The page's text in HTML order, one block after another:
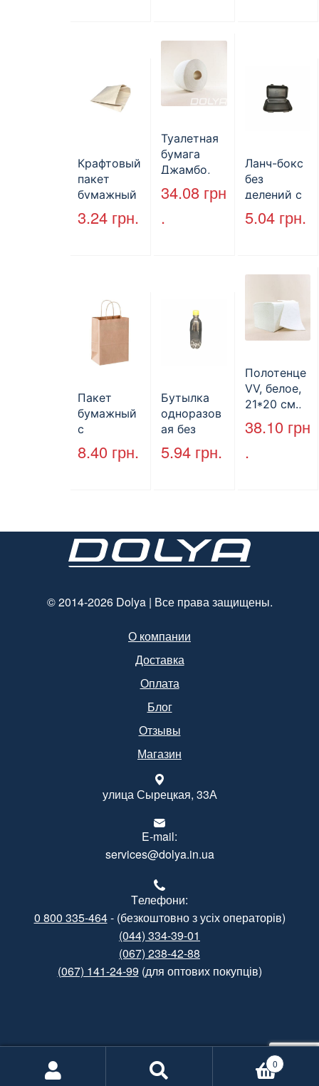
Крафтовый
пакет
бумажный
без ручек
170*140*50
3.24 грн.
Туалетная
бумага
Джамбо,
130 м.
34.08 грн
.
Ланч-бокс
без
делений с
крышкой
HP-10, 240
объем 1300
полистиро
л, черный,
250 шт./уп.
5.04 грн.
Пакет
бумажный
с
кручеными
ручками,
8.40 грн.
Бутылка
одноразов
ая без
крышки,
ПЕТ, V=500
5.94 грн.
Полотенце
VV, белое,
21*20 см.,
160 л.
38.10 грн
.
© 2014-2026 Dolya | Все права защищены.
О компании
Доставка
Оплата
Блог
Отзывы
Магазин
улица Сырецкая, 33А
E-mail:
services@dolya.in.ua
Tелефони:
0 800 335-464- (безкоштовно з усіх операторів)
(044) 334-39-01
(067) 238-42-88
(067) 141-24-99 (для оптових покупців)
Created byGramatorik
Informational support byPoshuk.info
0